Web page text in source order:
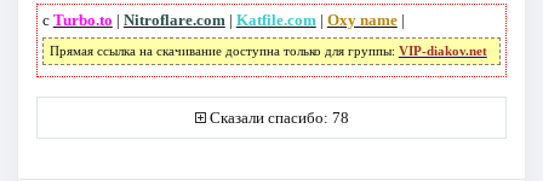
с Turbo.to | Nitroflare.com | Katfile.com | Oxy name|
Прямая ссылка на скачивание доступна только для группы: VIP-diakov.net
Сказали спасибо: 78